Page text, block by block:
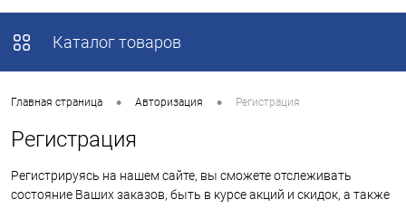
Каталог товаров
Главная страница • Авторизация • Регистрация
Регистрация
Регистрируясь на нашем сайте, вы сможете отслеживать
состояние Ваших заказов, быть в курсе акций и скидок, а также